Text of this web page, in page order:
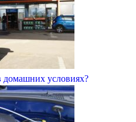
домашних условиях?